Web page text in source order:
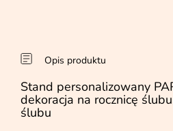
Opis produktu
Stand personalizowany
dekoracja na rocznicę
ślubu